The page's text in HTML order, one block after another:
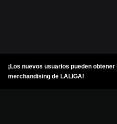
¡Los nuevos usuarios pueden obtener
merchandising de LALIGA!